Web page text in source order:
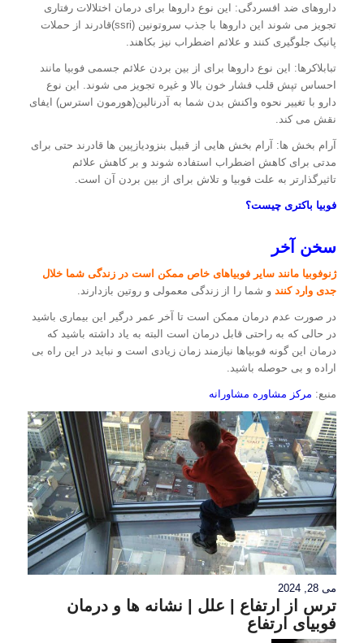
داروهای ضد افسردگی: این نوع داروها برای درمان اختلالات رفتاری
تجویز می شوند این داروها با جذب سروتونین (ssri)قادرند از حملات
پانیک جلوگیری کنند و علائم اضطراب نیز بکاهند.
تبابلاکرها: این نوع داروها برای از بین بردن علائم جسمی فوبیا مانند
احساس تپش قلب فشار خون بالا و غیره تجویز می شوند. این نوع
دارو با تغییر نحوه واکنش بدن شما به آدرنالین(هورمون استرس) ایفای
نقش می کند.
آرام بخش ها: آرام بخش هایی از قبیل بنزودیازپین ها قادرند حتی برای
مدتی برای کاهش اضطراب استفاده شوند و بر کاهش علائم
تاثیرگذارتر به علت فوبیا و تلاش برای از بین بردن آن است.
فوبیا باکتری چیست؟
سخن آخر
ژنوفوبیا مانند سایر فوبیاهای خاص ممکن است در زندگی شما خلال
جدی وارد کنندو شما را از زندگی معمولی و روتین بازدارند.
در صورت عدم درمان ممکن است تا آخر عمر درگیر این بیماری باشید
در حالی که به راحتی قابل درمان است البته به یاد داشته باشید که
درمان این گونه فوبیاها نیازمند زمان زیادی است و نباید در این راه بی
اراده و بی حوصله باشید.
منبع: مرکز مشاوره مشاورانه
می 28, 2024
ترس از ارتفاع | علل | نشانه ها و درمان
فوبیای ارتفاع